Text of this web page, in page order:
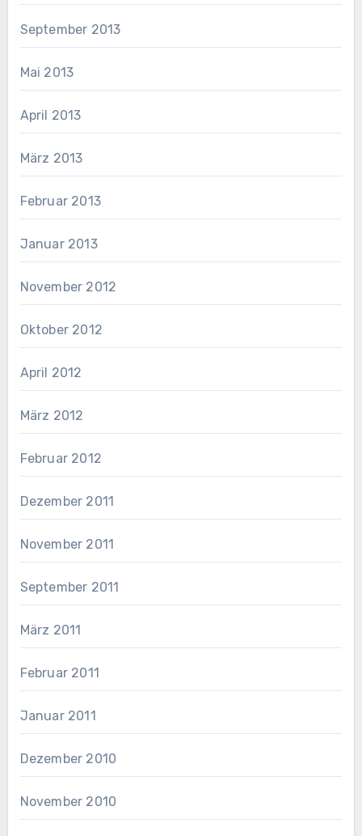
September 2013
Mai 2013
April 2013
März 2013
Februar 2013
Januar 2013
November 2012
Oktober 2012
April 2012
März 2012
Februar 2012
Dezember 2011
November 2011
September 2011
März 2011
Februar 2011
Januar 2011
Dezember 2010
November 2010